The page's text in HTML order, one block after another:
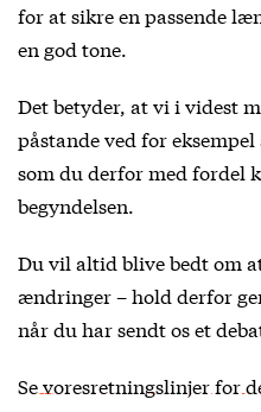
for at sikre en passende
en god tone.
Det betyder, at vi i videst
påstande ved for
som du derfor med fordel
begyndelsen.
Du vil altid blive bedt om
ændringer – hold derfor
når du har sendt os et
Se voresretningslinjer for